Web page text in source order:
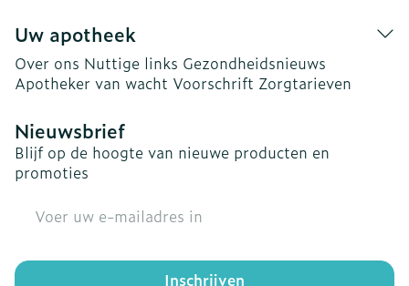
Uw apotheek
Over ons Nuttige links Gezondheidsnieuws
Apotheker van wacht Voorschrift Zorgtarieven
Nieuwsbrief
Blijf op de hoogte van nieuwe producten en
promoties
Inschrijven